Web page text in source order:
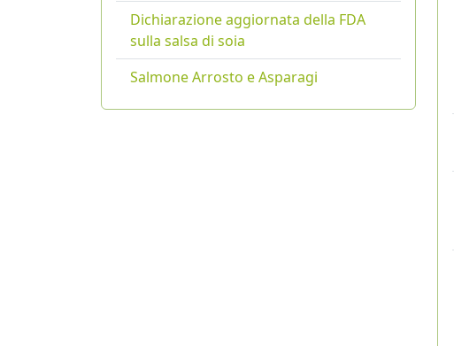
Dichiarazione aggiornata della FDA
sulla salsa di soia
Salmone Arrosto e Asparagi